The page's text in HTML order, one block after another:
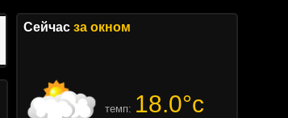
Сейчас за окном
темп: 18.0°c